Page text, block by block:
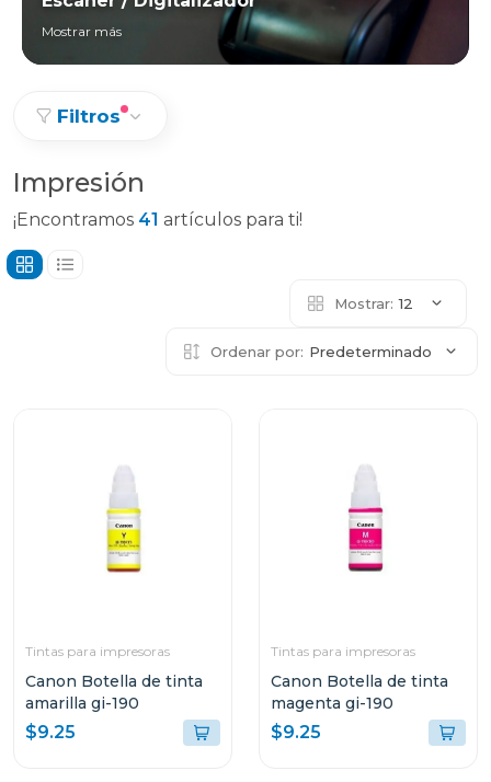
Mostrar más
Filtros
Impresión
¡Encontramos 41 artículos para ti!
Mostrar: 12
Ordenar por: Predeterminado
Tintas para impresoras
Canon Botella de tinta
amarilla gi-190
$9.25
Tintas para impresoras
Canon Botella de tinta
magenta gi-190
$9.25